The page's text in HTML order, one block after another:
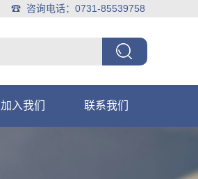
☎ 咨询电话：0731-85539758
加入我们 联系我们